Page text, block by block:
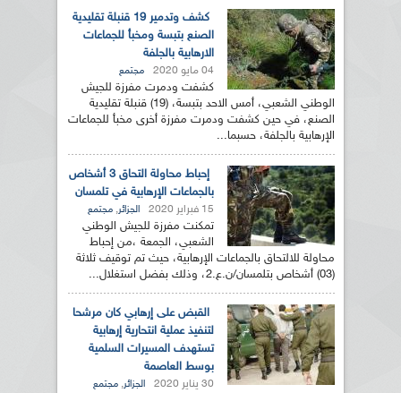
كشف وتدمير 19 قنبلة تقليدية
الصنع بتبسة ومخبأ للجماعات
الارهابية بالجلفة
04 مايو 2020 مجتمع
كشفت ودمرت مفرزة للجيش
الوطني الشعبي، أمس الاحد بتبسة، (19) قنبلة تقليدية
الصنع، في حين كشفت ودمرت مفرزة أخرى مخبأ للجماعات
الإرهابية بالجلفة، حسبما...
إحباط محاولة التحاق 3 أشخاص
بالجماعات الإرهابية في تلمسان
15 فبراير 2020 الجزائر, مجتمع
تمكنت مفرزة للجيش الوطني
الشعبي، الجمعة ،من إحباط
محاولة للالتحاق بالجماعات الإرهابية، حيث تم توقيف ثلاثة
(03) أشخاص بتلمسان/ن.ع.2، وذلك بفضل استغلال...
القبض على إرهابي كان مرشحا
لتنفيذ عملية انتحارية إرهابية
تستهدف المسيرات السلمية
بوسط العاصمة
30 يناير 2020 الجزائر, مجتمع